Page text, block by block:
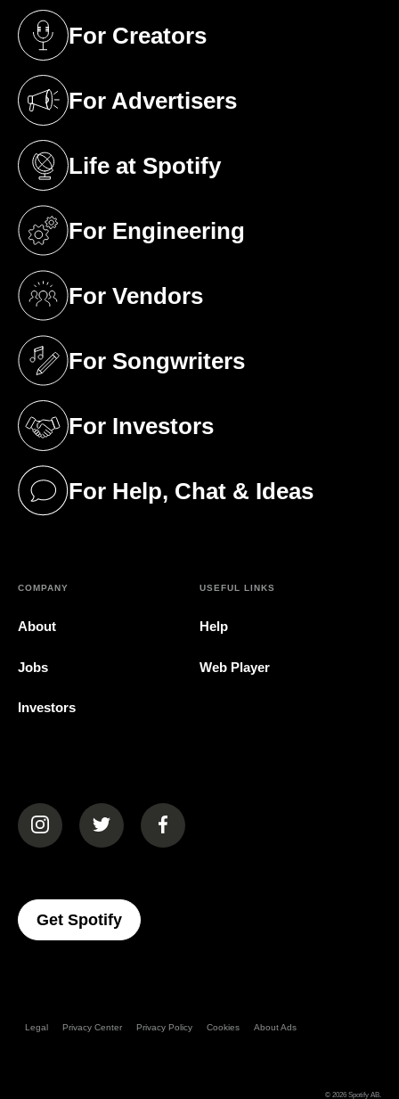
For Creators
(opens in a new tab)
For Advertisers
(opens in a new tab)
Life at Spotify
(opens in a new tab)
For Engineering
(opens in a new tab)
For Vendors
(opens in a new tab)
For Songwriters
(opens in a new tab)
For Investors
(opens in a new tab)
For Help, Chat & Ideas
(opens in a new tab)
COMPANY
About
Jobs
Investors
USEFUL LINKS
Help
Web Player
(opens in a new tab)(opens in a new tab)(opens in a new tab)
Get Spotify(opens In A New Tab)
Legal Privacy Center Privacy Policy Cookies About Ads
© 2026 Spotify AB.